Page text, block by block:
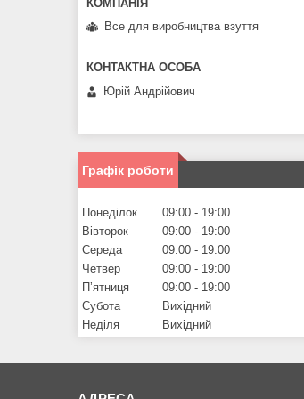
Все для виробництва взуття
Юрій Андрійович
Графік роботи
Понеділок 09:00
19:00
Вівторок
09:00
19:00
Середа
09:00
19:00
Четвер
09:00
19:00
Пʼятниця
09:00
19:00
Субота
Вихідний
Неділя
Вихідний